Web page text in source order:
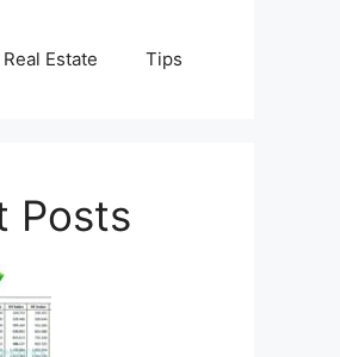
Real Estate Tips
Posts